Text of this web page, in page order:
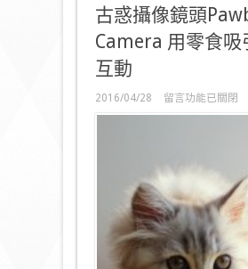
古惑攝像鏡頭
Camera 用零食吸
互動
2016/04/28
在
〈古
鏡
Pawbo
Camera
用
食
留言功能已關閉